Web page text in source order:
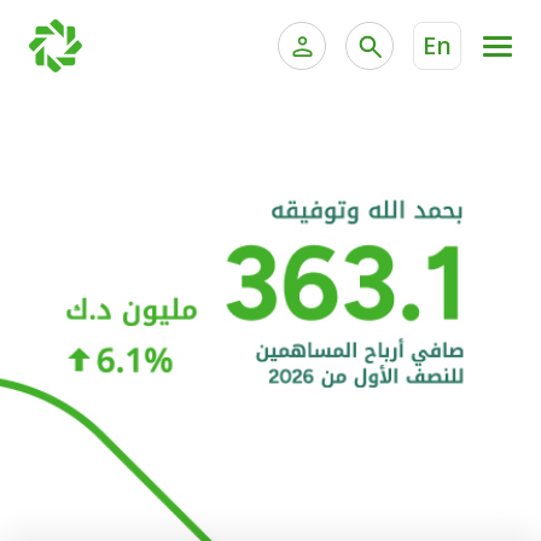
En
الخدمات المصرفية الإلكترونية للشركات
خدمة "بيتك" للتداول الإلكتروني
الحسابات المصرفية
البطاقات
"برامج العملاء"